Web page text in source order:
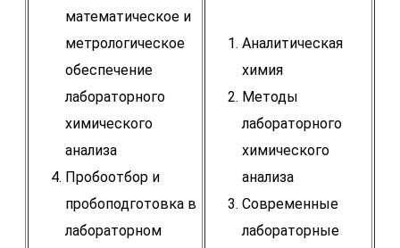
математическое и
метрологическое
обеспечение
лабораторного
химического
анализа
Пробоотбор и
пробоподготовка в
лабораторном
Аналитическая
химия
Методы
лабораторного
химического
анализа
Современные
лабораторные